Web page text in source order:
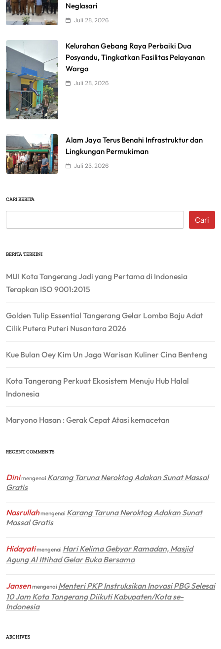
Neglasari
Juli 28, 2026
Kelurahan Gebang Raya Perbaiki Dua
Posyandu, Tingkatkan Fasilitas Pelayanan
Warga
Juli 28, 2026
Alam Jaya Terus Benahi Infrastruktur dan
Lingkungan Permukiman
Juli 23, 2026
CARI BERITA
Cari
BERITA TERKINI
MUI Kota Tangerang Jadi yang Pertama di Indonesia
Terapkan ISO 9001:2015
Golden Tulip Essential Tangerang Gelar Lomba Baju Adat
Cilik Putera Puteri Nusantara 2026
Kue Bulan Oey Kim Un Jaga Warisan Kuliner Cina Benteng
Kota Tangerang Perkuat Ekosistem Menuju Hub Halal
Indonesia
Maryono Hasan : Gerak Cepat Atasi kemacetan
RECENT COMMENTS
Dinimengenai Karang Taruna Neroktog Adakan Sunat Massal
Gratis
Nasrullahmengenai Karang Taruna Neroktog Adakan Sunat
Massal Gratis
Hidayatimengenai Hari Kelima Gebyar Ramadan, Masjid
Agung Al Ittihad Gelar Buka Bersama
Jansenmengenai Menteri PKP Instruksikan Inovasi PBG Selesai
10 Jam Kota Tangerang Diikuti Kabupaten/Kota se-
Indonesia
ARCHIVES